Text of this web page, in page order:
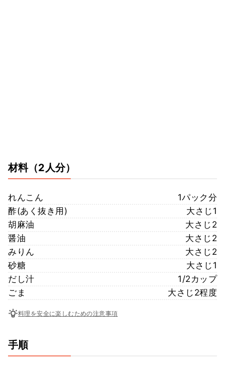
材料（2人分）
れんこん
1パック分
酢(あく抜き用)
大さじ1
胡麻油
大さじ2
醤油
大さじ2
みりん
大さじ2
砂糖
大さじ1
だし汁
1/2カップ
ごま
大さじ2程度
料理を安全に楽しむための注意事項
手順